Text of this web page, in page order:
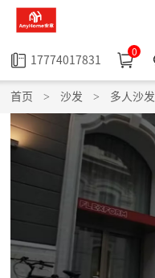
17774017831
0
首页 > 沙发 > 多人沙发